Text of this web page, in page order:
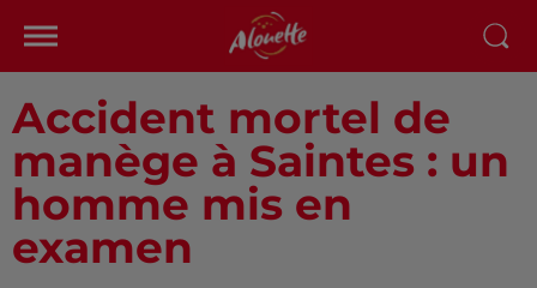
Accident mortel de
manège à Saintes : un
homme mis en
examen